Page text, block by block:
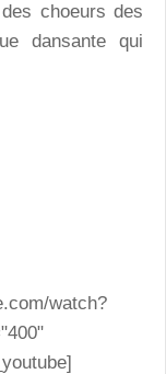
choeurs des
dansante qui
watch?